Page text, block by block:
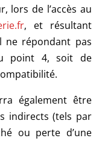
lors de l’accès au
, et résultant
ne répondant pas
point 4, soit de
également être
indirects (tels par
ou perte d’une